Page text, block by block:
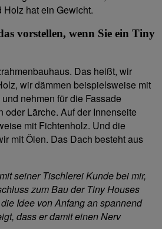
hat ein Gewicht.
vorstellen, wenn Sie ein Tiny
Das heißt, wir
wir dämmen beispielsweise mit
nehmen für die Fassade
Lärche. Auf der Innenseite
mit Fichtenholz. Und die
mit Ölen. Das Dach besteht aus
seiner Tischlerei Kunde bei mir,
zum Bau der Tiny Houses
Idee von Anfang an spannend
dass er damit einen Nerv